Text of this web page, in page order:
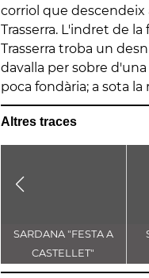
corriol que descendeix
Trasserra. L'indret de
Trasserra troba un
davalla per sobre
poca fondària; a sota
dos dipòsits d'obra, el
d'aigua. És un indret
torrent hi ha les runes
més amunt del salt
Altres traces
SARDANA "FESTA A
CASTELLET"